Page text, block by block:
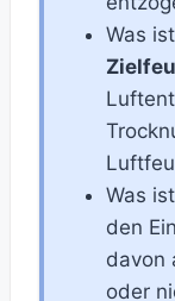
Was
Was
den
davon
oder